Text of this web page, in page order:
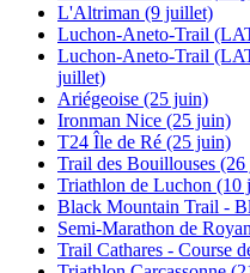
L'Altriman (9 juillet)
Luchon-Aneto-Trail
Luchon-Aneto-Trail
juillet)
Ariégeoise (25 juin)
Ironman Nice (25 juin)
T24 Île de Ré (25 juin)
Trail des Bouillouses
Triathlon de Luchon (10
Black Mountain Trail -
Semi-Marathon de
Trail Cathares - Course